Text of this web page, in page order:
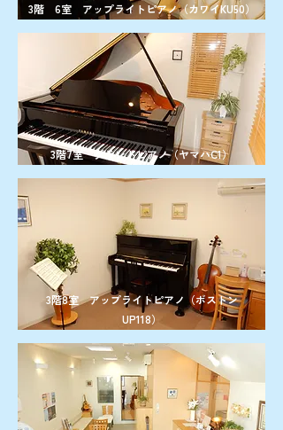
3階 6室 アップライトピアノ（カワイKU50）
3階7室 グランドピアノ（ヤマハC1）
3階8室 アップライトピアノ（ボストン
UP118）